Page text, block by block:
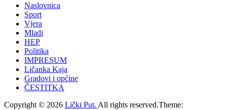
Naslovnica
Sport
Vjera
Mladi
HEP
Politika
IMPRESUM
Ličanka Kaja
Gradovi i općine
ČESTITKA
Copyright © 2026 Lički Put. All rights reserved.Theme: